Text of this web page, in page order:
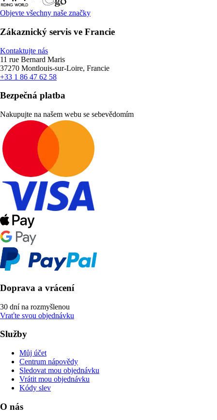
Objevte všechny naše značky
Zákaznický servis ve Francie
Kontaktujte nás
11 rue Bernard Maris
37270 Montlouis-sur-Loire, Francie
+33 1 86 47 62 58
Bezpečná platba
Nakupujte na našem webu se sebevědomím
Doprava a vrácení
30 dní na rozmyšlenou
Vraťte svou objednávku
Služby
Můj účet
Centrum nápovědy
Sledovat mou objednávku
Vrátit mou objednávku
Kódy slev
O nás